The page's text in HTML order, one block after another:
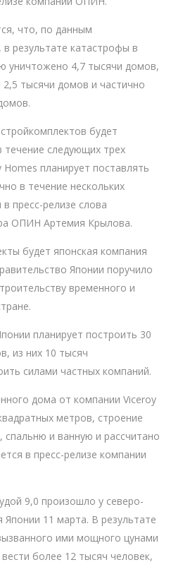
что, по данным
в результате катастрофы в
уничтожено 4,7 тысячи домов,
тысячи домов и частично
будет
следующих трех
планирует поставлять
в течение нескольких
пресс-релизе слова
ОПИН Артемия Крылова.
будет японская компания
Японии поручило
временного и
планирует построить 30
из них 10 тысяч
силами частных компаний.
дома от компании Viceroy
метров, строение
спальню и ванную и рассчитано
в пресс-релизе компании
9,0 произошло у северо-
11 марта. В результате
ими мощного цунами
более 12 тысяч человек,